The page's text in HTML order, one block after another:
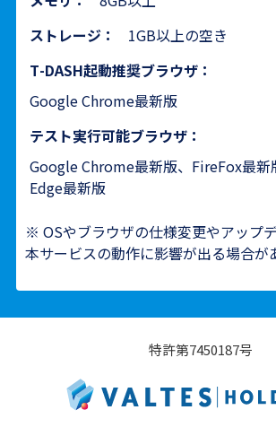
ストレージ：
1GB以上の空き
T-DASH起動推奨ブラウザ：
Google Chrome最新版
テスト実行可能ブラウザ：
Google Chrome最新版、FireFox最
Edge最新版
※ OSやブラウザの仕様変更やアップデ
本サービスの動作に影響が出る場合が
特許第7450187号